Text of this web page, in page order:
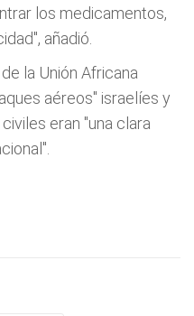
los medicamentos,
añadió.
la Unión Africana
aéreos" israelíes y
eran "una clara